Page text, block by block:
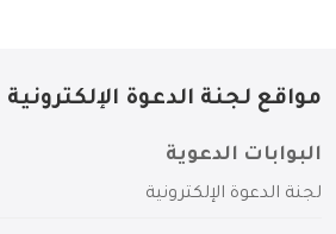
مواقع لجنة الدعوة الإلكترونية
البوابات الدعوية
لجنة الدعوة الإلكترونية